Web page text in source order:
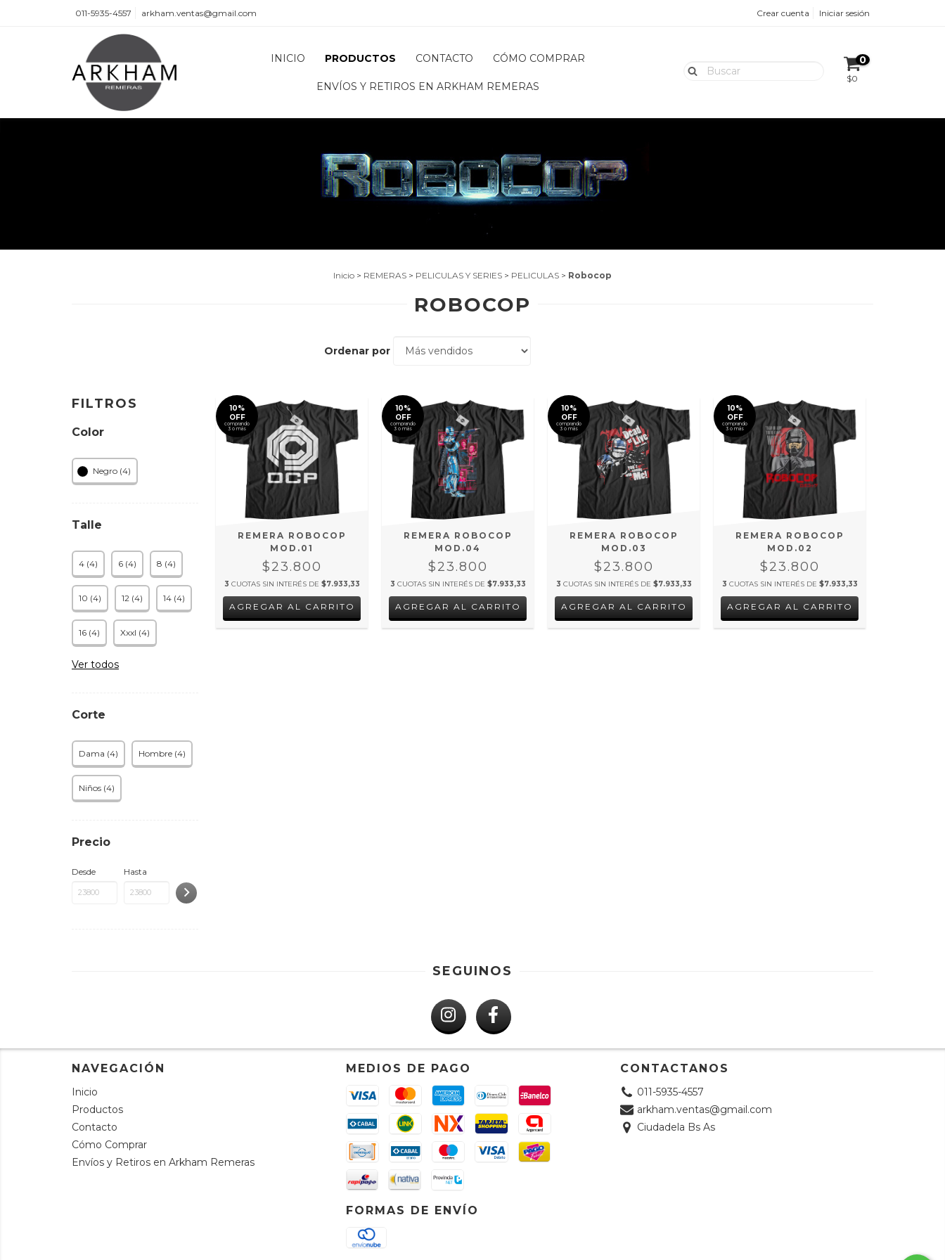
011-5935-4557 arkham.ventas@gmail.com Crear cuenta Iniciar sesión
INICIO PRODUCTOS CONTACTO CÓMO COMPRAR
ENVÍOS Y RETIROS EN ARKHAM REMERAS
0
$0
Inicio > REMERAS > PELICULAS Y SERIES > PELICULAS > Robocop
ROBOCOP
Ordenar por
FILTROS
Color
Negro (4)
Talle
4 (4) 6 (4) 8 (4)
10 (4) 12 (4) 14 (4)
16 (4) Xxxl (4)
Ver todos
Corte
Dama (4) Hombre (4)
Niños (4)
Precio
Desde Hasta
10%
OFF
comprando
3 o más
REMERA ROBOCOP
MOD.01
$23.800
3 CUOTAS SIN INTERÉS DE $7.933,33
AGREGAR AL CARRITO
10%
OFF
comprando
3 o más
REMERA ROBOCOP
MOD.04
$23.800
3 CUOTAS SIN INTERÉS DE $7.933,33
AGREGAR AL CARRITO
10%
OFF
comprando
3 o más
REMERA ROBOCOP
MOD.03
$23.800
3 CUOTAS SIN INTERÉS DE $7.933,33
AGREGAR AL CARRITO
10%
OFF
comprando
3 o más
REMERA ROBOCOP
MOD.02
$23.800
3 CUOTAS SIN INTERÉS DE $7.933,33
AGREGAR AL CARRITO
SEGUINOS
NAVEGACIÓN
Inicio
Productos
Contacto
Cómo Comprar
Envíos y Retiros en Arkham Remeras
MEDIOS DE PAGO
FORMAS DE ENVÍO
CONTACTANOS
011-5935-4557
arkham.ventas@gmail.com
Ciudadela Bs As